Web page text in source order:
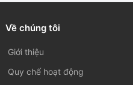
Về chúng tôi
Giới thiệu
Quy chế hoạt động